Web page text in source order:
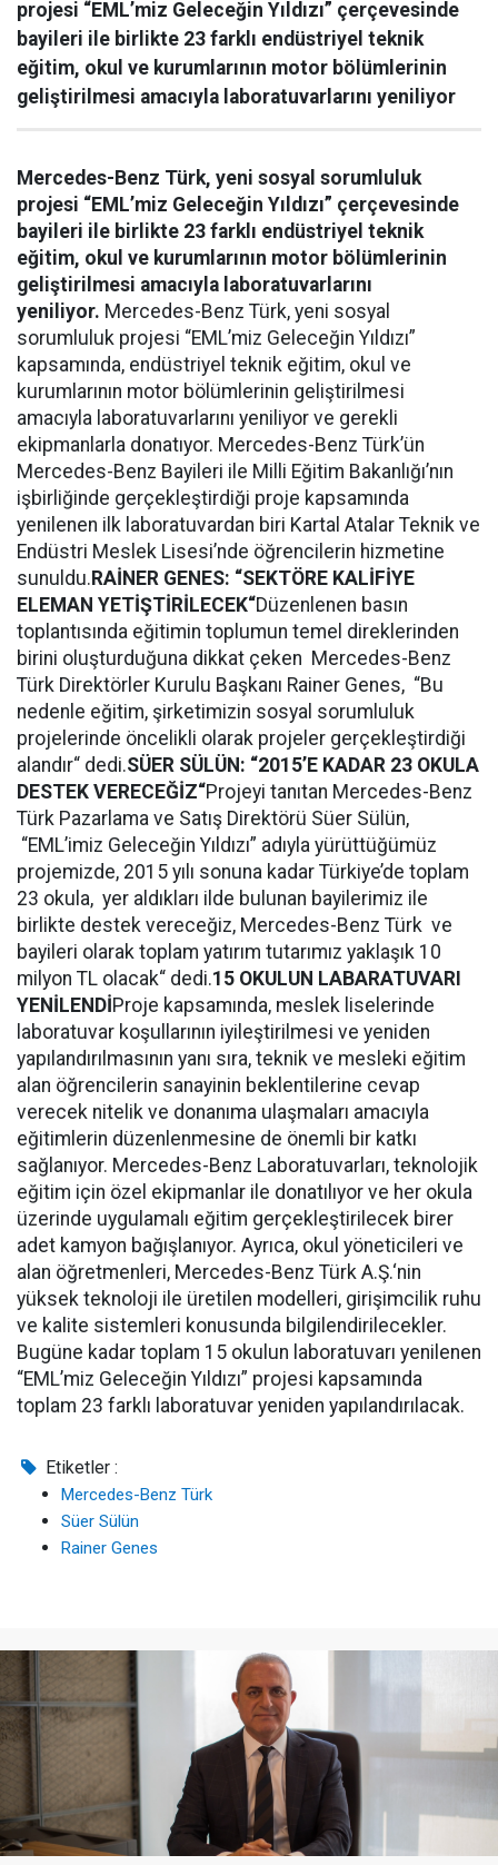
projesi “EML’miz Geleceğin Yıldızı” çerçevesinde
bayileri ile birlikte 23 farklı endüstriyel teknik
eğitim, okul ve kurumlarının motor bölümlerinin
geliştirilmesi amacıyla laboratuvarlarını yeniliyor
Mercedes-Benz Türk, yeni sosyal sorumluluk
projesi “EML’miz Geleceğin Yıldızı” çerçevesinde
bayileri ile birlikte 23 farklı endüstriyel teknik
eğitim, okul ve kurumlarının motor bölümlerinin
geliştirilmesi amacıyla laboratuvarlarını
yeniliyor. Mercedes-Benz Türk, yeni sosyal
sorumluluk projesi “EML’miz Geleceğin Yıldızı”
kapsamında, endüstriyel teknik eğitim, okul ve
kurumlarının motor bölümlerinin geliştirilmesi
amacıyla laboratuvarlarını yeniliyor ve gerekli
ekipmanlarla donatıyor. Mercedes-Benz Türk’ün
Mercedes-Benz Bayileri ile Milli Eğitim Bakanlığı’nın
işbirliğinde gerçekleştirdiği proje kapsamında
yenilenen ilk laboratuvardan biri Kartal Atalar Teknik ve
Endüstri Meslek Lisesi’nde öğrencilerin hizmetine
sunuldu. RAİNER GENES: “SEKTÖRE KALİFİYE
ELEMAN YETİŞTİRİLECEK“Düzenlenen basın
toplantısında eğitimin toplumun temel direklerinden
birini oluşturduğuna dikkat çeken Mercedes-Benz
Türk Direktörler Kurulu Başkanı Rainer Genes, “Bu
nedenle eğitim, şirketimizin sosyal sorumluluk
projelerinde öncelikli olarak projeler gerçekleştirdiği
alandır“ dedi.SÜER SÜLÜN: “2015’E KADAR 23 OKULA
DESTEK VERECEĞİZ“Projeyi tanıtan Mercedes-Benz
Türk Pazarlama ve Satış Direktörü Süer Sülün,
“EML’imiz Geleceğin Yıldızı” adıyla yürüttüğümüz
projemizde, 2015 yılı sonuna kadar Türkiye’de toplam
23 okula, yer aldıkları ilde bulunan bayilerimiz ile
birlikte destek vereceğiz, Mercedes-Benz Türk ve
bayileri olarak toplam yatırım tutarımız yaklaşık 10
milyon TL olacak“ dedi.15 OKULUN LABARATUVARI
YENİLENDİProje kapsamında, meslek liselerinde
laboratuvar koşullarının iyileştirilmesi ve yeniden
yapılandırılmasının yanı sıra, teknik ve mesleki eğitim
alan öğrencilerin sanayinin beklentilerine cevap
verecek nitelik ve donanıma ulaşmaları amacıyla
eğitimlerin düzenlenmesine de önemli bir katkı
sağlanıyor. Mercedes-Benz Laboratuvarları, teknolojik
eğitim için özel ekipmanlar ile donatılıyor ve her okula
üzerinde uygulamalı eğitim gerçekleştirilecek birer
adet kamyon bağışlanıyor. Ayrıca, okul yöneticileri ve
alan öğretmenleri, Mercedes-Benz Türk A.Ş.‘nin
yüksek teknoloji ile üretilen modelleri, girişimcilik ruhu
ve kalite sistemleri konusunda bilgilendirilecekler.
Bugüne kadar toplam 15 okulun laboratuvarı yenilenen
“EML’miz Geleceğin Yıldızı” projesi kapsamında
toplam 23 farklı laboratuvar yeniden yapılandırılacak.
Etiketler :
Mercedes-Benz Türk
Süer Sülün
Rainer Genes